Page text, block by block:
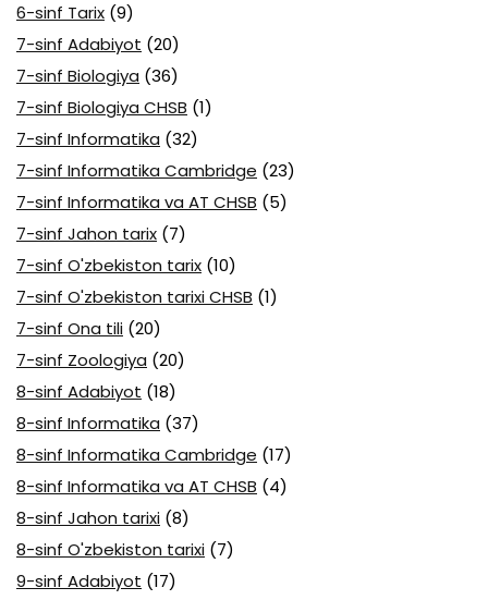
6-sinf Tarix (9)
7-sinf Adabiyot (20)
7-sinf Biologiya (36)
7-sinf Biologiya CHSB (1)
7-sinf Informatika (32)
7-sinf Informatika Cambridge (23)
7-sinf Informatika va AT CHSB (5)
7-sinf Jahon tarix (7)
7-sinf O'zbekiston tarix (10)
7-sinf O'zbekiston tarixi CHSB (1)
7-sinf Ona tili (20)
7-sinf Zoologiya (20)
8-sinf Adabiyot (18)
8-sinf Informatika (37)
8-sinf Informatika Cambridge (17)
8-sinf Informatika va AT CHSB (4)
8-sinf Jahon tarixi (8)
8-sinf O'zbekiston tarixi (7)
9-sinf Adabiyot (17)